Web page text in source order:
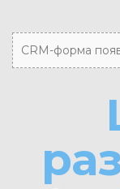
CRM-форма